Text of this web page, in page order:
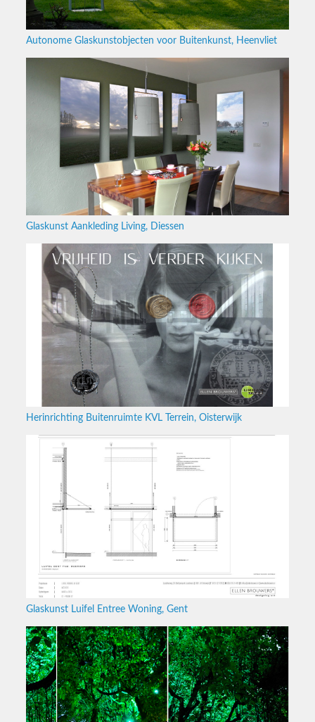
Autonome Glaskunstobjecten voor Buitenkunst, Heenvliet
Glaskunst Aankleding Living, Diessen
Herinrichting Buitenruimte KVL Terrein, Oisterwijk
Glaskunst Luifel Entree Woning, Gent